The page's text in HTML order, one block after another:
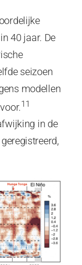
40 jaar. De
seizoen
modellen
11
in de